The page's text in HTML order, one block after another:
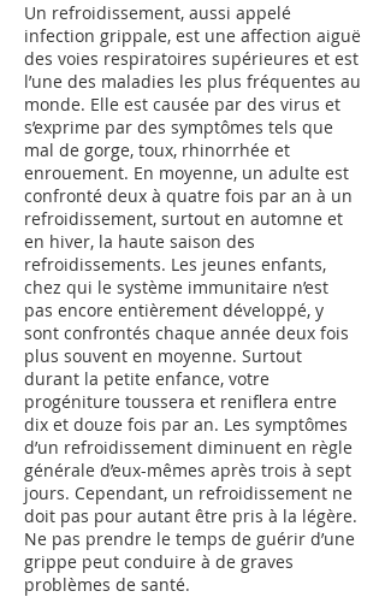
Un refroidissement, aussi appelé
infection grippale, est une affection aiguë
des voies respiratoires supérieures et est
l’une des maladies les plus fréquentes au
monde. Elle est causée par des virus et
s’exprime par des symptômes tels que
mal de gorge, toux, rhinorrhée et
enrouement. En moyenne, un adulte est
confronté deux à quatre fois par an à un
refroidissement, surtout en automne et
en hiver, la haute saison des
refroidissements. Les jeunes enfants,
chez qui le système immunitaire n’est
pas encore entièrement développé, y
sont confrontés chaque année deux fois
plus souvent en moyenne. Surtout
durant la petite enfance, votre
progéniture toussera et reniflera entre
dix et douze fois par an. Les symptômes
d’un refroidissement diminuent en règle
générale d’eux-mêmes après trois à sept
jours. Cependant, un refroidissement ne
doit pas pour autant être pris à la légère.
Ne pas prendre le temps de guérir d’une
grippe peut conduire à de graves
problèmes de santé.